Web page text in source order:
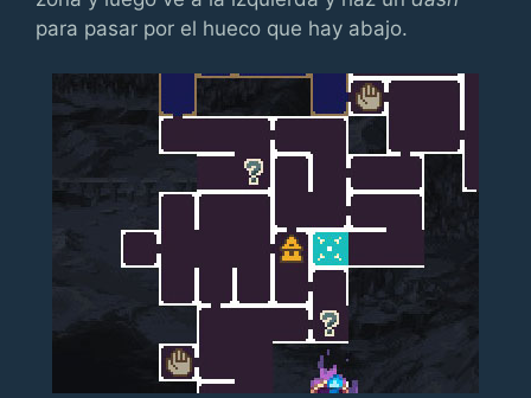
para pasar por el hueco que hay abajo.